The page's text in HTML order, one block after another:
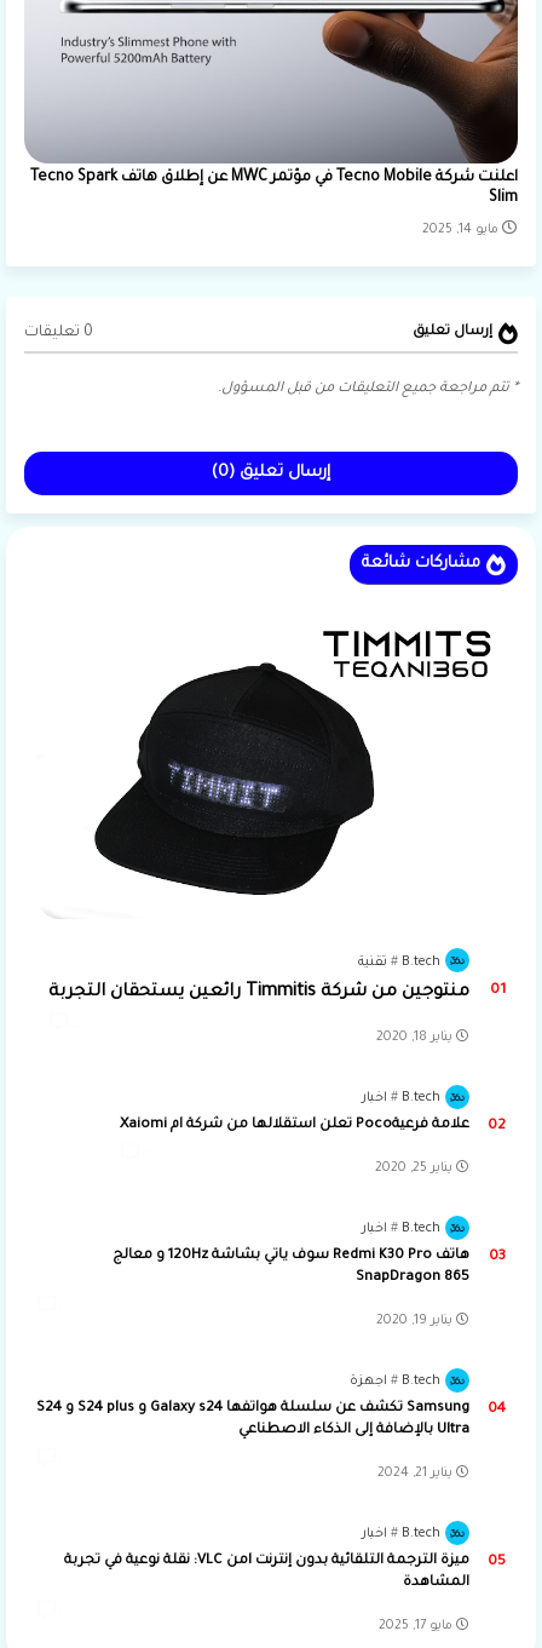
اعلنت شركة Tecno Mobile في مؤتمر MWC عن إطلاق هاتف Tecno Spark
Slim
مايو 14, 2025
إرسال تعليق 0 تعليقات
* تتم مراجعة جميع التعليقات من قبل المسؤول.
إرسال تعليق (0)
مشاركات شائعة
B.tech تقنية
منتوجين من شركة Timmitis رائعين يستحقان التجربة
يناير 18, 2020
B.tech اخبار
علامة فرعيةPoco تعلن استقلالها من شركة ام Xaiomi
يناير 25, 2020
B.tech اخبار
هاتف Redmi K30 Pro سوف ياتي بشاشة 120Hz و معالج
SnapDragon 865
يناير 19, 2020
B.tech اجهزة
Samsung تكشف عن سلسلة هواتفها Galaxy s24 و S24 plus و S24
Ultra بالإضافة إلى الذكاء الاصطناعي
يناير 21, 2024
B.tech اخبار
ميزة الترجمة التلقائية بدون إنترنت lمن VLC: نقلة نوعية في تجربة
المشاهدة
مايو 17, 2025